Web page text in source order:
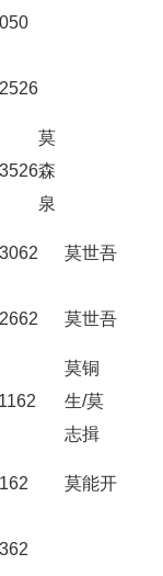
莫
森
泉
莫世吾
莫世吾
莫铜
生/莫
志揖
莫能开